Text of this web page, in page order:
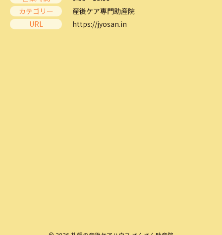
カテゴリー
産後ケア専門助産院
URL
https://jyosan.in